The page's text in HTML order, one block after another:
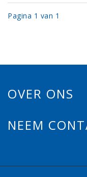
Pagina 1 van 1
OVER ONS
NEEM